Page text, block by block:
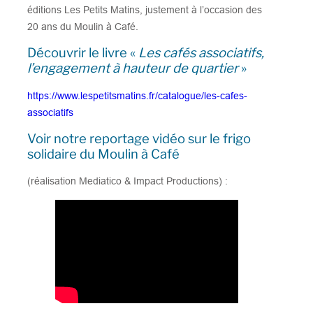
éditions Les Petits Matins, justement à l’occasion des
20 ans du Moulin à Café.
Découvrir le livre « Les cafés associatifs,
l’engagement à hauteur de quartier»
https://www.lespetitsmatins.fr/catalogue/les-cafes-
associatifs
Voir notre reportage vidéo sur le frigo
solidaire du Moulin à Café
(réalisation Mediatico & Impact Productions) :